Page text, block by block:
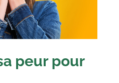
peur pour